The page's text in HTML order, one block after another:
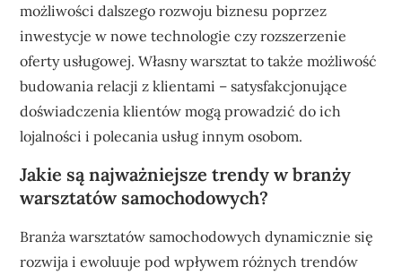
możliwości dalszego rozwoju biznesu poprzez
inwestycje w nowe technologie czy rozszerzenie
oferty usługowej. Własny warsztat to także możliwość
budowania relacji z klientami – satysfakcjonujące
doświadczenia klientów mogą prowadzić do ich
lojalności i polecania usług innym osobom.
Jakie są najważniejsze trendy w branży
warsztatów samochodowych?
Branża warsztatów samochodowych dynamicznie się
rozwija i ewoluuje pod wpływem różnych trendów